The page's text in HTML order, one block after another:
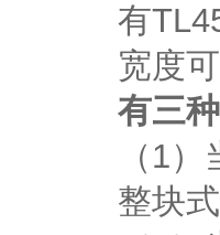
有
宽度
有三
（1
整块式